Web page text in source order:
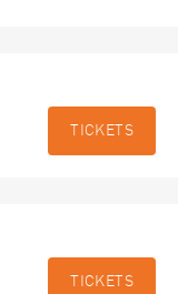
TICKETS
TICKETS